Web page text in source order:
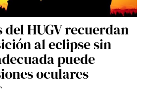
HUGV recuerdan
al eclipse sin
puede
oculares